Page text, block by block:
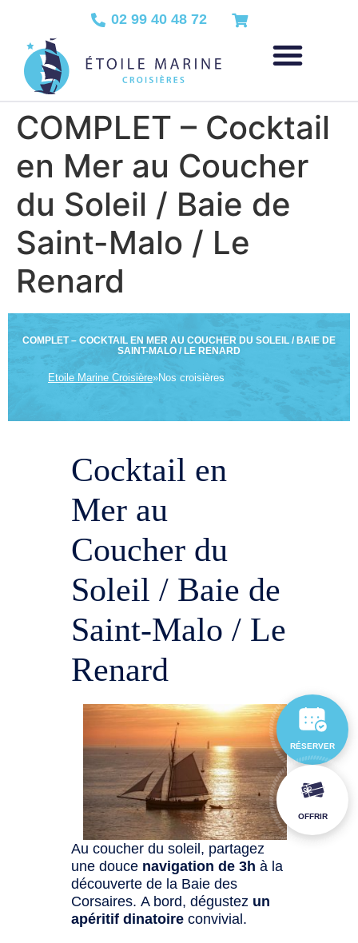
02 99 40 48 72
COMPLET – Cocktail
en Mer au Coucher
du Soleil / Baie de
Saint-Malo / Le
Renard
COMPLET – COCKTAIL EN MER AU COUCHER DU SOLEIL / BAIE DE
SAINT-MALO / LE RENARD
Etoile Marine Croisière»Nos croisières
Cocktail en
Mer au
Coucher du
Soleil / Baie de
Saint-Malo / Le
Renard
Au coucher du soleil, partagez
une douce navigation de 3h à la
découverte de la Baie des
Corsaires. A bord, dégustez un
apéritif dinatoire convivial.
RÉSERVER
OFFRIR